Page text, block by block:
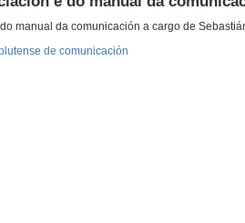
manual da comunicación a cargo de
de comunicación